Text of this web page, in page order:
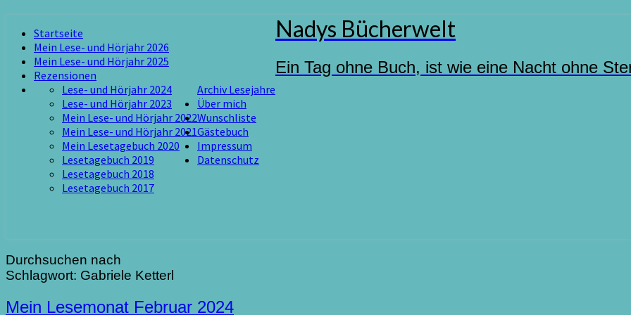
content
Startseite
Mein Lese- und Hörjahr 2026
Mein Lese- und Hörjahr 2025
Rezensionen
Archiv Lesejahre
Lese- und Hörjahr 2024
Lese- und Hörjahr 2023
Mein Lese- und Hörjahr 2022
Mein Lese- und Hörjahr 2021
Mein Lesetagebuch 2020
Lesetagebuch 2019
Lesetagebuch 2018
Lesetagebuch 2017
Über mich
Wunschliste
Gästebuch
Impressum
Datenschutz
Nadys Bücherwelt
Ein Tag ohne Buch, ist wie eine Nacht ohne
Durchsuchen nach
Schlagwort: Gabriele Ketterl
Mein
Mein Lesemonat Februar 2024